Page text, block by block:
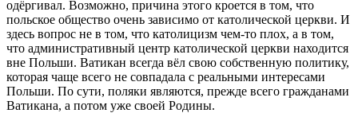
одёргивал. Возможно, причина этого кроется в том, что
польское общество очень зависимо от католической церкви. И
здесь вопрос не в том, что католицизм чем-то плох, а в том,
что административный центр католической церкви находится
вне Польши. Ватикан всегда вёл свою собственную политику,
которая чаще всего не совпадала с реальными интересами
Польши. По сути, поляки являются, прежде всего гражданами
Ватикана, а потом уже своей Родины.